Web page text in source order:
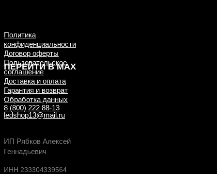
ПЕРЕЙТИ В MAX
Будь в курсе выгодных предложений,
новых поступлений на склад
Политика
конфиденциальности
Договор оферты
Пользовательское
соглашение
Доставка и оплата
Гарантия и возврат
Обработка данных
8 (800) 222 88-13
ledshop13@mail.ru
ИП Рябков Алексей
Геннадьевич
ИНН 233304339564